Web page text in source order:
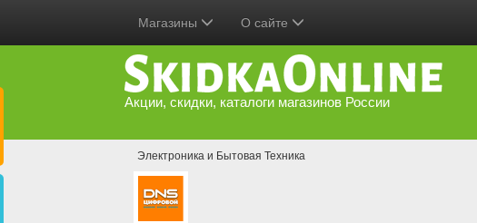
Магазины О сайте
Акции, скидки, каталоги магазинов России
Электроника и Бытовая Техника